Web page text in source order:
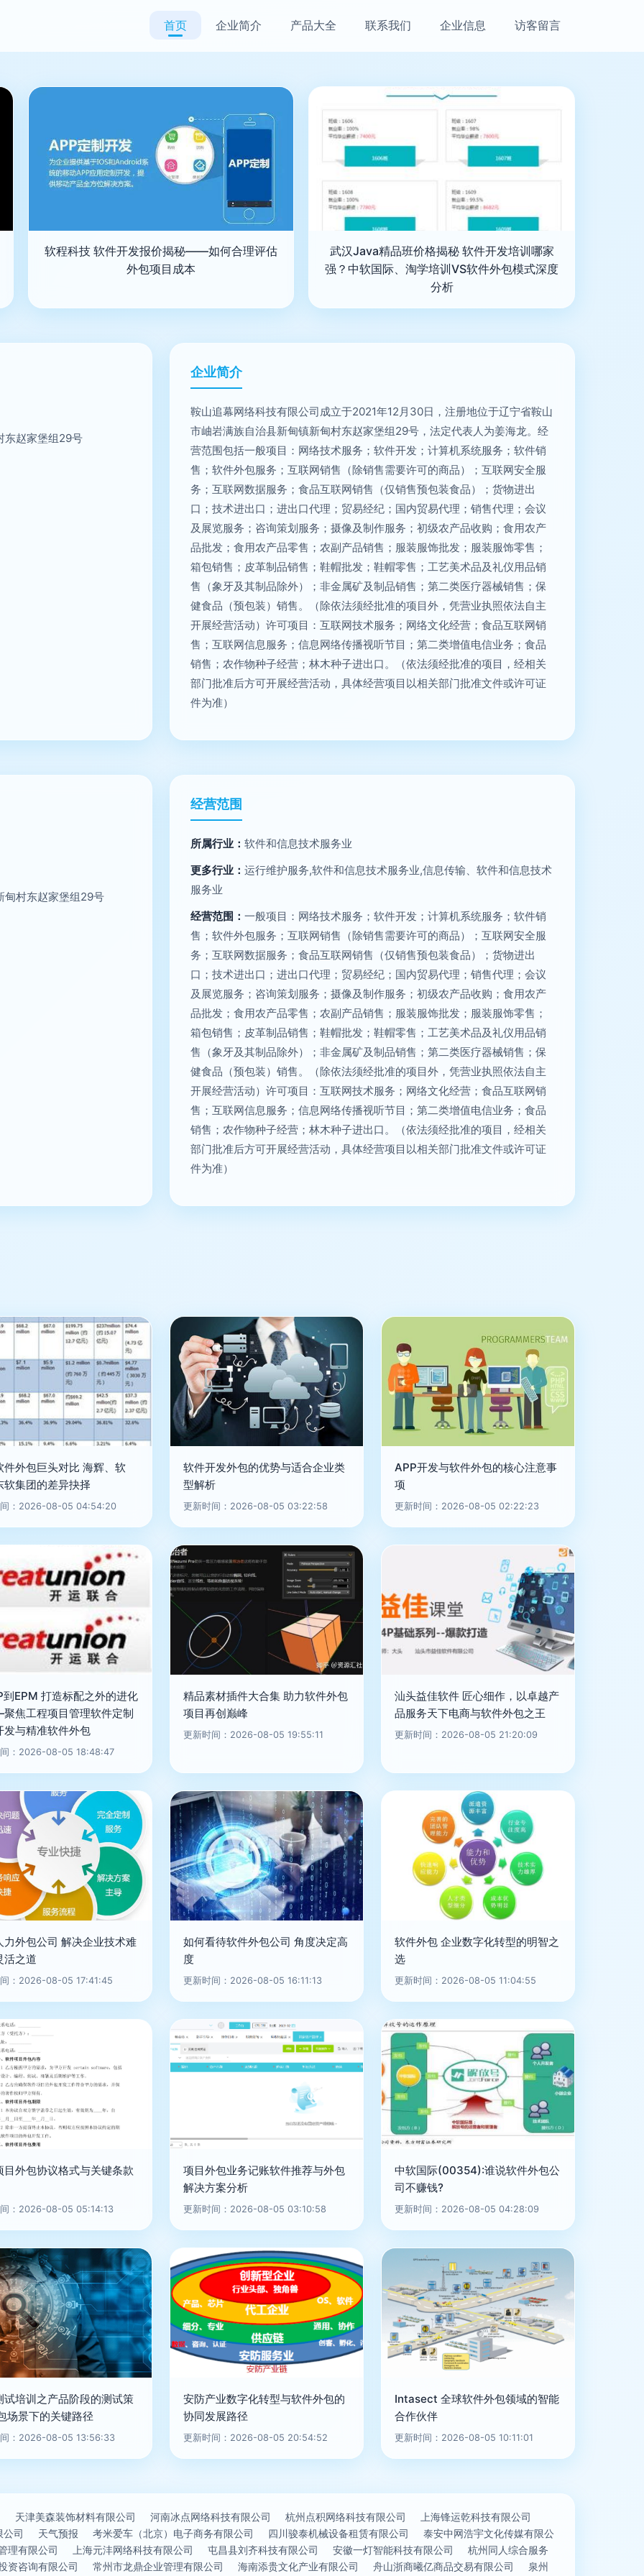
首页 企业简介 产品大全 联系我们 企业信息 访客留言
软程科技 软件开发报价揭秘——如何合理评估
外包项目成本
武汉Java精品班价格揭秘 软件开发培训哪家
强？中软国际、淘学培训VS软件外包模式深度
分析
东赵家堡组29号
企业简介
鞍山追幕网络科技有限公司成立于2021年12月30日，注册地位于辽宁省鞍山
市岫岩满族自治县新甸镇新甸村东赵家堡组29号，法定代表人为姜海龙。经
营范围包括一般项目：网络技术服务；软件开发；计算机系统服务；软件销
售；软件外包服务；互联网销售（除销售需要许可的商品）；互联网安全服
务；互联网数据服务；食品互联网销售（仅销售预包装食品）；货物进出
口；技术进出口；进出口代理；贸易经纪；国内贸易代理；销售代理；会议
及展览服务；咨询策划服务；摄像及制作服务；初级农产品收购；食用农产
品批发；食用农产品零售；农副产品销售；服装服饰批发；服装服饰零售；
箱包销售；皮革制品销售；鞋帽批发；鞋帽零售；工艺美术品及礼仪用品销
售（象牙及其制品除外）；非金属矿及制品销售；第二类医疗器械销售；保
健食品（预包装）销售。（除依法须经批准的项目外，凭营业执照依法自主
开展经营活动）许可项目：互联网技术服务；网络文化经营；食品互联网销
售；互联网信息服务；信息网络传播视听节目；第二类增值电信业务；食品
销售；农作物种子经营；林木种子进出口。（依法须经批准的项目，经相关
部门批准后方可开展经营活动，具体经营项目以相关部门批准文件或许可证
件为准）
甸村东赵家堡组29号
经营范围
所属行业： 软件和信息技术服务业
更多行业： 运行维护服务,软件和信息技术服务业,信息传输、软件和信息技术
服务业
经营范围： 一般项目：网络技术服务；软件开发；计算机系统服务；软件销
售；软件外包服务；互联网销售（除销售需要许可的商品）；互联网安全服
务；互联网数据服务；食品互联网销售（仅销售预包装食品）；货物进出
口；技术进出口；进出口代理；贸易经纪；国内贸易代理；销售代理；会议
及展览服务；咨询策划服务；摄像及制作服务；初级农产品收购；食用农产
品批发；食用农产品零售；农副产品销售；服装服饰批发；服装服饰零售；
箱包销售；皮革制品销售；鞋帽批发；鞋帽零售；工艺美术品及礼仪用品销
售（象牙及其制品除外）；非金属矿及制品销售；第二类医疗器械销售；保
健食品（预包装）销售。（除依法须经批准的项目外，凭营业执照依法自主
开展经营活动）许可项目：互联网技术服务；网络文化经营；食品互联网销
售；互联网信息服务；信息网络传播视听节目；第二类增值电信业务；食品
销售；农作物种子经营；林木种子进出口。（依法须经批准的项目，经相关
部门批准后方可开展经营活动，具体经营项目以相关部门批准文件或许可证
件为准）
件外包巨头对比 海辉、软
软集团的差异抉择
间：2026-08-05 04:54:20
软件开发外包的优势与适合企业类
型解析
更新时间：2026-08-05 03:22:58
APP开发与软件外包的核心注意事
项
更新时间：2026-08-05 02:22:23
到EPM 打造标配之外的进化
焦工程项目管理软件定制
发与精准软件外包
：2026-08-05 18:48:47
精品素材插件大合集 助力软件外包
项目再创巅峰
更新时间：2026-08-05 19:55:11
汕头益佳软件 匠心细作，以卓越产
品服务天下电商与软件外包之王
更新时间：2026-08-05 21:20:09
力外包公司 解决企业技术难
活之道
：2026-08-05 17:41:45
如何看待软件外包公司 角度决定高
度
更新时间：2026-08-05 16:11:13
软件外包 企业数字化转型的明智之
选
更新时间：2026-08-05 11:04:55
目外包协议格式与关键条款
：2026-08-05 05:14:13
项目外包业务记账软件推荐与外包
解决方案分析
更新时间：2026-08-05 03:10:58
中软国际(00354):谁说软件外包公
司不赚钱?
更新时间：2026-08-05 04:28:09
试培训之产品阶段的测试策
场景下的关键路径
：2026-08-05 13:56:33
安防产业数字化转型与软件外包的
协同发展路径
更新时间：2026-08-05 20:54:52
Intasect 全球软件外包领域的智能
合作伙伴
更新时间：2026-08-05 10:11:01
天津美森装饰材料有限公司 河南冰点网络科技有限公司 杭州点积网络科技有限公司
上海锋运乾科技有限公司
公司
天气预报 考米爱车（北京）电子商务有限公司 四川骏泰机械设备租赁有限公司
泰安中网浩宇文化传媒有限公
理有限公司
上海元沣网络科技有限公司 屯昌县刘齐科技有限公司 安徽一灯智能科技有限公司
杭州同人综合服务
资咨询有限公司
常州市龙鼎企业管理有限公司 海南添贵文化产业有限公司 舟山浙商曦亿商品交易有限公司 泉州